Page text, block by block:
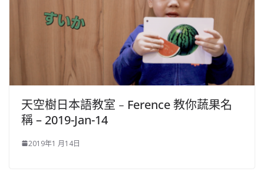
天空樹日本語教室﹣Ference 教你蔬果名
稱 – 2019-Jan-14
2019年1 月14日